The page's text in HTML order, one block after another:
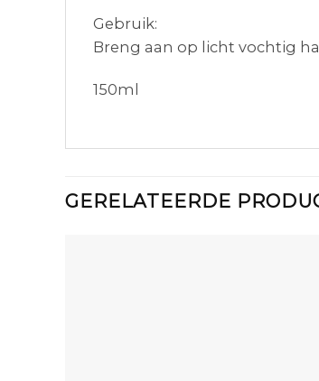
Gebruik:
Breng aan op licht vochtig
150ml
GERELATEERDE